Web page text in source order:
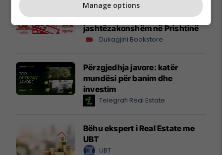
BookFest vazhdon rrugëtimin në
Gjilan pas suksesit të
jashtëzakonshëm në Prishtinë
Dukagjini Bookstore
Përzgjedhja javore: katër
mundësi për banim dhe
investim
Telegrafi Real Estate
Bëhu ekspert i Real Estate me
UBT
UBT
Manage options